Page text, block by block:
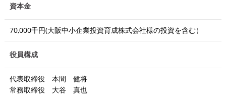
資本金
70,000千円(大阪中小企業投資育成株式会社様の投資を含む）
役員構成
代表取締役 本間 健将
常務取締役 大谷 真也